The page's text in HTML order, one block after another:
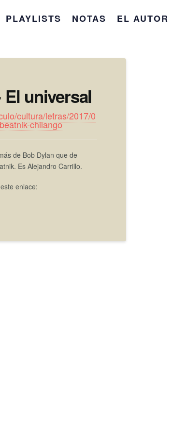
PLAYLISTS NOTAS EL AUTOR
universal
cultura/letras/2017/0
chilango
de Bob Dylan que de
Es Alejandro Carrillo.
enlace: